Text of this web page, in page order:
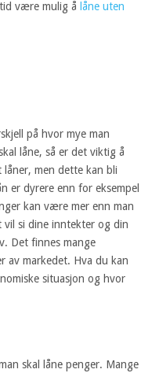
være mulig å låne uten
på hvor mye man
låne, så er det viktig å
men dette kan bli
er dyrere enn for eksempel
kan være mer enn man
vil si dine inntekter og din
Det finnes mange
av markedet. Hva du kan
situasjon og hvor
skal låne penger. Mange